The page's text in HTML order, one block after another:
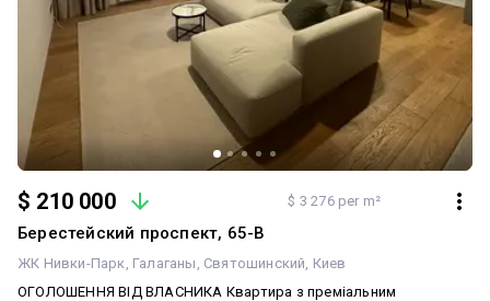
$ 210 000 $ 3 276 per m²
Берестейский проспект, 65-В
ЖК Нивки-Парк Галаганы Святошинский Киев
ОГОЛОШЕННЯ ВІД ВЛАСНИКА Квартира з преміальним